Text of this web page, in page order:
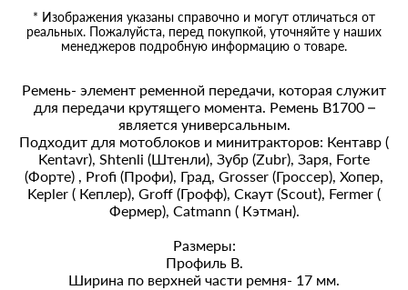
* Изображения указаны справочно и могут отличаться от
реальных. Пожалуйста, перед покупкой, уточняйте у наших
менеджеров подробную информацию о товаре.
Ремень- элемент ременной передачи, которая служит
для передачи крутящего момента. Ремень B1700 –
является универсальным.
Подходит для мотоблоков и минитракторов: Кентавр (
Kentavr), Shtenli (Штенли), Зубр (Zubr), Заря, Forte
(Форте) , Profi (Профи), Град, Grosser (Гроссер), Хопер,
Kepler ( Кеплер), Groff (Грофф), Скаут (Scout), Fermer (
Фермер), Catmann ( Кэтман).
Размеры:
Профиль В.
Ширина по верхней части ремня- 17 мм.